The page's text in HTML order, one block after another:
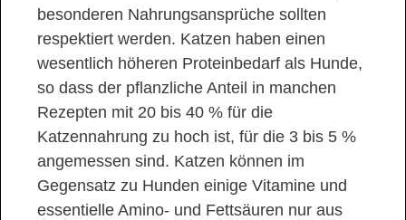
besonderen Nahrungsansprüche sollten
respektiert werden. Katzen haben einen
wesentlich höheren Proteinbedarf als Hunde,
so dass der pflanzliche Anteil in manchen
Rezepten mit 20 bis 40 % für die
Katzennahrung zu hoch ist, für die 3 bis 5 %
angemessen sind. Katzen können im
Gegensatz zu Hunden einige Vitamine und
essentielle Amino- und Fettsäuren nur aus